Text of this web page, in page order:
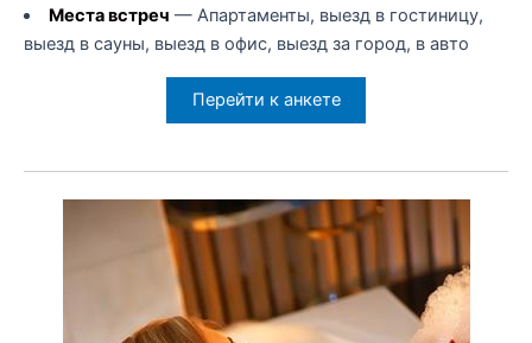
Места встреч — Апартаменты, выезд в гостиницу,
выезд в сауны, выезд в офис, выезд за город, в авто
Перейти к анкете